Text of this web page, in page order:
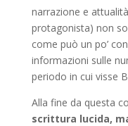
narrazione e
protagonista) non
come può un po’
informazioni sulle
periodo in cui visse
Alla fine da questa
scrittura lucida,